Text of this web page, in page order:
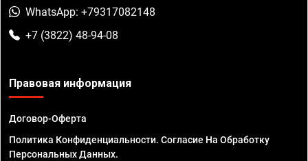
WhatsApp: +79317082148
+7 (3822) 48-94-08
Правовая информация
Договор-Оферта
Политика Конфиденциальности. Согласие На Обработку
Персональных Данных.